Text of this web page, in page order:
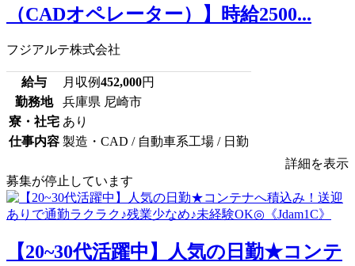
（CADオペレーター）】時給2500...
フジアルテ株式会社
給与 月収例452,000円
勤務地
兵庫県 尼崎市
寮・社宅 あり
仕事内容 製造・CAD / 自動車系工場 / 日勤
詳細を表示
募集が停止しています
【20~30代活躍中】人気の日勤★コンテ